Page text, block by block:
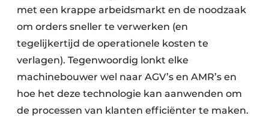
met een krappe arbeidsmarkt en de noodzaak
om orders sneller te verwerken (en
tegelijkertijd de operationele kosten te
verlagen). Tegenwoordig lonkt elke
machinebouwer wel naar AGV’s en AMR’s en
hoe het deze technologie kan aanwenden om
de processen van klanten efficiënter te maken.